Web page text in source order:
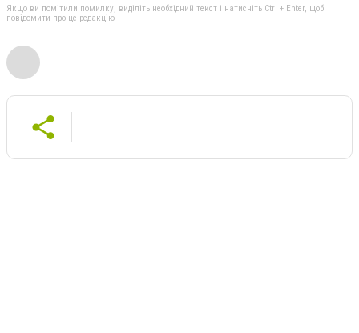
Якщо ви помітили помилку, виділіть необхідний текст і натисніть Ctrl + Enter, щоб
повідомити про це редакцію